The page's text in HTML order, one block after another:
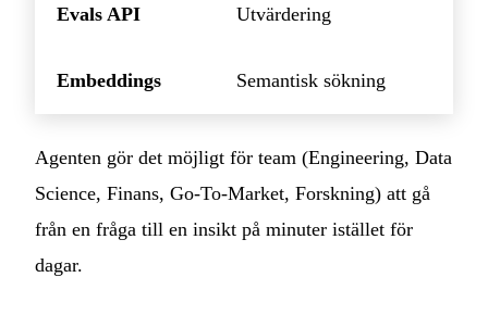
Evals API Utvärdering
Embeddings Semantisk sökning
Agenten gör det möjligt för team (Engineering, Data
Science, Finans, Go-To-Market, Forskning) att gå
från en fråga till en insikt på minuter istället för
dagar.